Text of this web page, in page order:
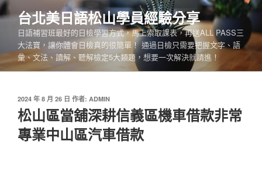
跳
至
內
台北美日語松山學員經驗分享
日語補習班最好的日檢學習方式，馬上索取課表，再送ALL PASS三
大法寶，讓你體會日檢真的很簡單！ 通過日檢只需要把握文字、語
彙、文法、讀解、聽解檢定5大類題，想要一次解決就請進！
發
佈
於
2024 年 8 月 26 日 作者: ADMIN
松山區當舖深耕信義區機車借款非常
專業中山區汽車借款